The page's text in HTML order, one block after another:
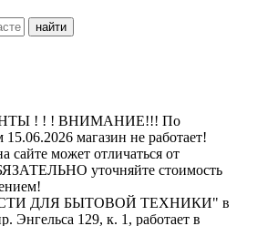
! ! ! ВНИМАНИЕ!!! По
магазин не работает!
может отличаться от
уточняйте стоимость
ДЛЯ БЫТОВОЙ ТЕХНИКИ" в
Энгельса 129, к. 1, работает в